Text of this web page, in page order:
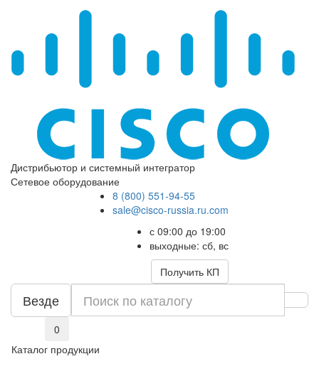
Дистрибьютор и системный интегратор
Сетевое оборудование
8 (800) 551-94-55
sale@cisco-russia.ru.com
с 09:00 до 19:00
выходные: сб, вс
Получить КП
Везде
0
Каталог продукции